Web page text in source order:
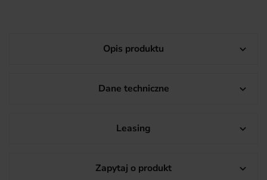
Opis produktu 
Dane techniczne 
Leasing 
Zapytaj o produkt 